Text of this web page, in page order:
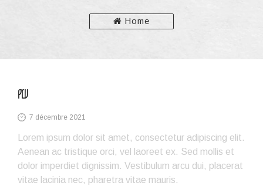
Home
PLV
7 décembre 2021
Lorem ipsum dolor sit amet, consectetur adipiscing elit.
Aenean ac tristique orci, vel laoreet ex. Sed mollis et
dolor imperdiet dignissim. Vestibulum arcu dui, placerat
vitae lacinia nec, pharetra vitae mauris.